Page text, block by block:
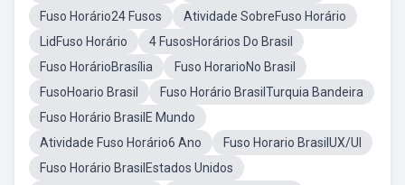
Fuso Horário24 Fusos
Atividade SobreFuso Horário
LidFuso Horário
4 FusosHorários Do Brasil
Fuso HorárioBrasília
Fuso HorarioNo Brasil
FusoHoario Brasil
Fuso Horário BrasilTurquia Bandeira
Fuso Horário BrasilE Mundo
Atividade Fuso Horário6 Ano
Fuso Horario BrasilUX/UI
Fuso Horário BrasilEstados Unidos